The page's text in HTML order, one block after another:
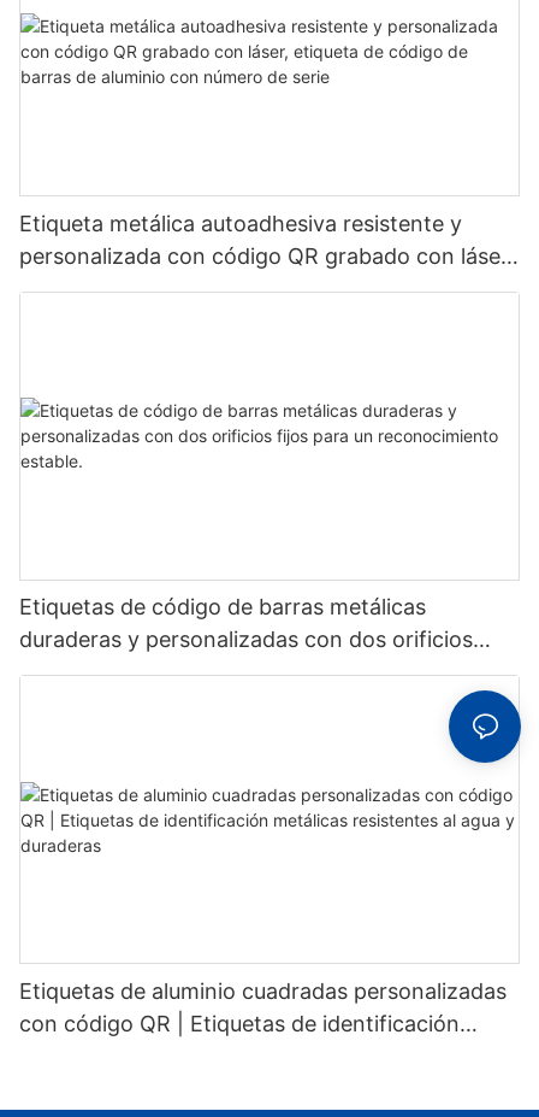
Etiqueta metálica autoadhesiva resistente y
personalizada con código QR grabado con láser,
etiqueta de código de barras de aluminio con
Etiquetas de código de barras metálicas
duraderas y personalizadas con dos orificios
fijos para un reconocimiento estable.
Etiquetas de aluminio cuadradas personalizadas
con código QR | Etiquetas de identificación